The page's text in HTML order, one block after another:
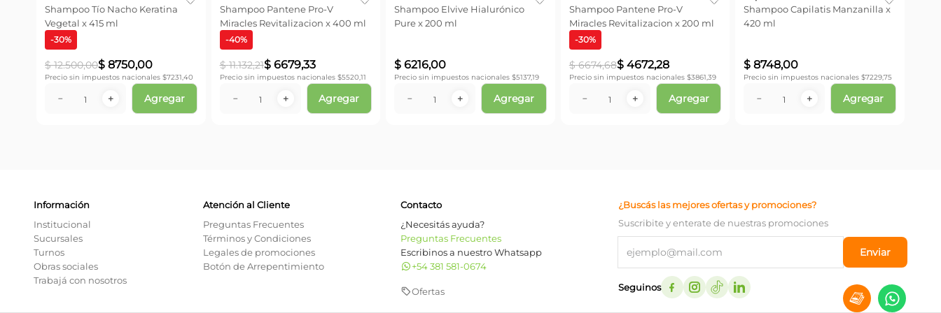
Shampoo Tío Nacho Keratina
Vegetal x 415 ml
-30%
$ 12.500,00$ 8750,00
Precio sin impuestos nacionales $7231,40
＋
－ Agregar
Shampoo Pantene Pro-V
Miracles Revitalizacion x 400 ml
-40%
$ 11.132,21$ 6679,33
Precio sin impuestos nacionales $5520,11
＋
－ Agregar
Shampoo Elvive Hialurónico
Pure x 200 ml
$ 6216,00
Precio sin impuestos nacionales $5137,19
＋
－ Agregar
Shampoo Pantene Pro-V
Miracles Revitalizacion x 200 ml
-30%
$ 6674,68$ 4672,28
Precio sin impuestos nacionales $3861,39
＋
－ Agregar
Shampoo Capilatis Manzanilla x
420 ml
$ 8748,00
Precio sin impuestos nacionales $7229,75
＋
－ Agregar
Información
Institucional
Sucursales
Turnos
Obras sociales
Trabajá con nosotros
Atención al Cliente
Preguntas Frecuentes
Términos y Condiciones
Legales de promociones
Botón de Arrepentimiento
Contacto
¿Necesitás ayuda?
Preguntas Frecuentes
Escribinos a nuestro Whatsapp
+54 381 581-0674
Ofertas
¿Buscás las mejores ofertas y promociones?
Suscribite y enterate de nuestras promociones
Enviar
Seguinos